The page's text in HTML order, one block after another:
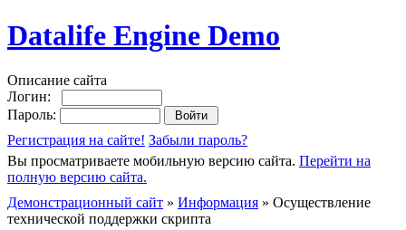
Datalife Engine Demo
Описание сайта
Логин:
Пароль:
Регистрация на сайте! Забыли пароль?
Вы просматриваете мобильную версию сайта. Перейти на
полную версию сайта.
Демонстрационный сайт » Информация » Осуществление
технической поддержки скрипта